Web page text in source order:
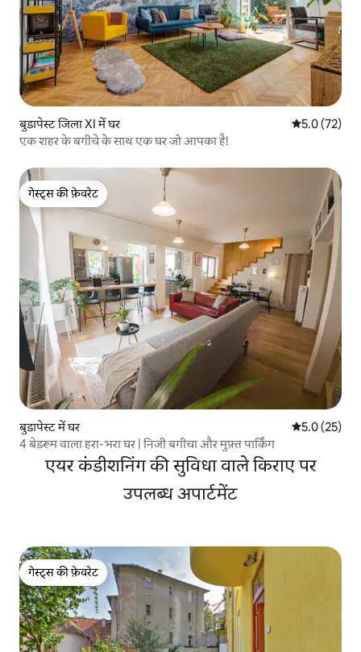
बुडापेस्ट जिला XI में घर औसत रेटिंग 5
5.0 (72)
एक शहर के बगीचे के साथ एक घर जो आपका है!
गेस्ट्स की फ़ेवरेट
गेस्ट्स की फ़ेवरेट
बुडापेस्ट में घर औसत रेटिंग 5
5.0 (25)
4 बेडरूम वाला हरा-भरा घर | निजी बगीचा और मुफ़्त पार्किंग
एयर कंडीशनिंग की सुविधा वाले किराए पर
उपलब्ध अपार्टमेंट
गेस्ट्स की फ़ेवरेट
गेस्ट्स की फ़ेवरेट